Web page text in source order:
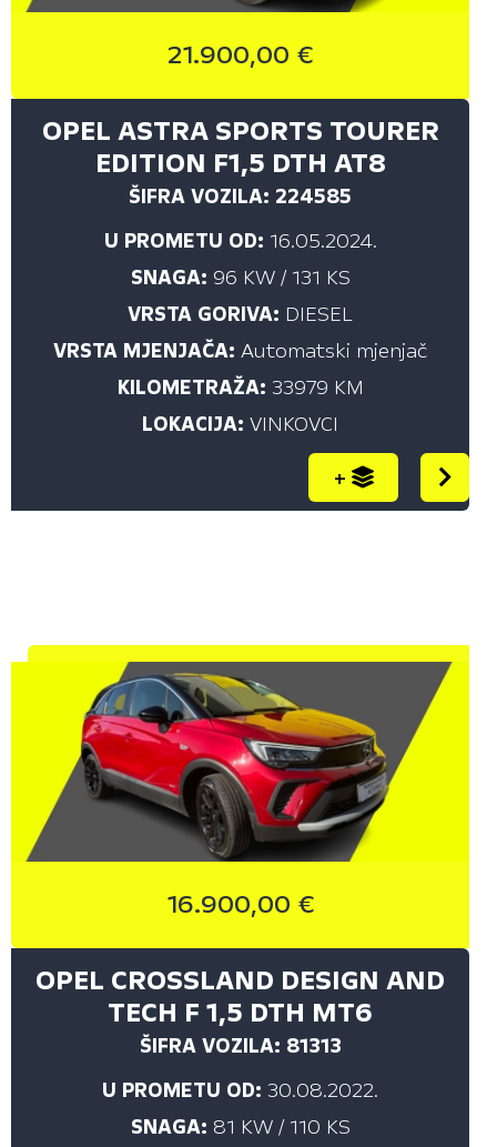
Sve
15.000,00
20.000,00
25.000,00
CIJENA (€)
do
21.900,00 €
OPEL ASTRA SPORTS TOURER
EDITION F1,5 DTH AT8
ŠIFRA VOZILA: 224585
U PROMETU OD: 16.05.2024.
SNAGA: 96 KW / 131 KS
VRSTA GORIVA: DIESEL
VRSTA MJENJAČA: Automatski mjenjač
KILOMETRAŽA: 33979 KM
LOKACIJA: VINKOVCI
+
16.900,00 €
OPEL CROSSLAND DESIGN AND
TECH F 1,5 DTH MT6
ŠIFRA VOZILA: 81313
U PROMETU OD: 30.08.2022.
SNAGA: 81 KW / 110 KS